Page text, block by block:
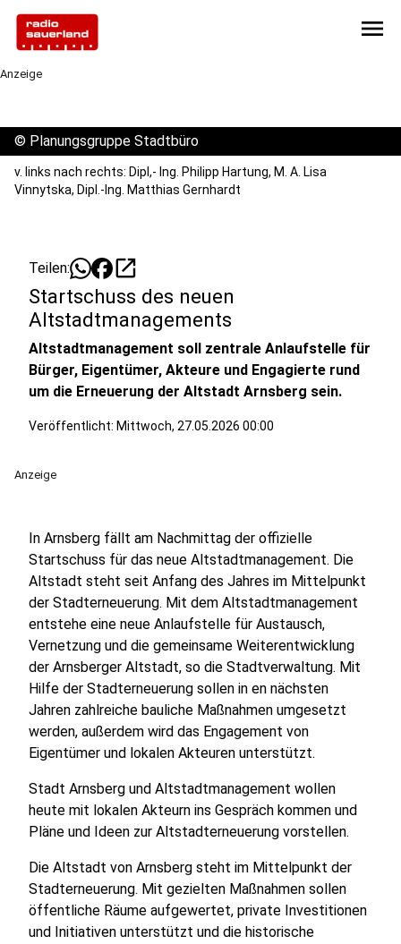
menu
Anzeige
© Planungsgruppe Stadtbüro
v. links nach rechts: Dipl,- Ing. Philipp Hartung, M. A. Lisa
Vinnytska, Dipl.-Ing. Matthias Gernhardt
Teilen: open_in_new
Startschuss des neuen
Altstadtmanagements
Altstadtmanagement soll zentrale Anlaufstelle für
Bürger, Eigentümer, Akteure und Engagierte rund
um die Erneuerung der Altstadt Arnsberg sein.
Veröffentlicht: Mittwoch, 27.05.2026 00:00
Anzeige
In Arnsberg fällt am Nachmittag der offizielle
Startschuss für das neue Altstadtmanagement. Die
Altstadt steht seit Anfang des Jahres im Mittelpunkt
der Stadterneuerung. Mit dem Altstadtmanagement
entstehe eine neue Anlaufstelle für Austausch,
Vernetzung und die gemeinsame Weiterentwicklung
der Arnsberger Altstadt, so die Stadtverwaltung. Mit
Hilfe der Stadterneuerung sollen in en nächsten
Jahren zahlreiche bauliche Maßnahmen umgesetzt
werden, außerdem wird das Engagement von
Eigentümer und lokalen Akteuren unterstützt.
Stadt Arnsberg und Altstadtmanagement wollen
heute mit lokalen Akteurn ins Gespräch kommen und
Pläne und Ideen zur Altstadterneuerung vorstellen.
Die Altstadt von Arnsberg steht im Mittelpunkt der
Stadterneuerung. Mit gezielten Maßnahmen sollen
öffentliche Räume aufgewertet, private Investitionen
und Initiativen unterstützt und die historische